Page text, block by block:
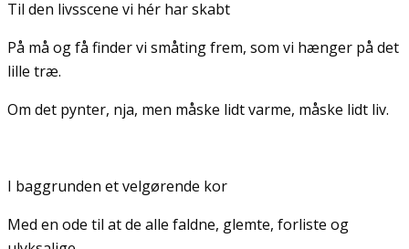
Til den livsscene vi hér har skabt
På må og få finder vi småting frem, som vi hænger på det
lille træ.
Om det pynter, nja, men måske lidt varme, måske lidt liv.
I baggrunden et velgørende kor
Med en ode til at de alle faldne, glemte, forliste og